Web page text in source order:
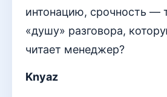
интонацию, срочность —
«душу» разговора,
читает менеджер?
Knyaz